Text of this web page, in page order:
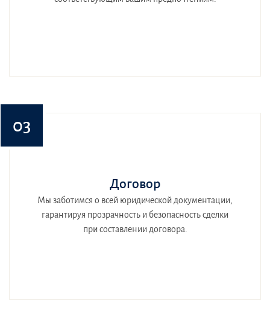
03
Договор
Мы заботимся о всей юридической документации,
гарантируя прозрачность и безопасность сделки
при составлении договора.